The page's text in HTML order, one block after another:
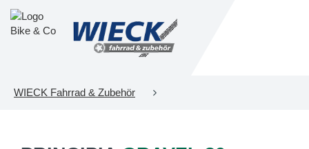
WIECK Fahrrad & Zubehör